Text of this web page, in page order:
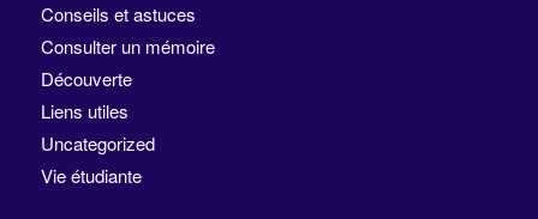
Conseils et astuces
Consulter un mémoire
Découverte
Liens utiles
Uncategorized
Vie étudiante